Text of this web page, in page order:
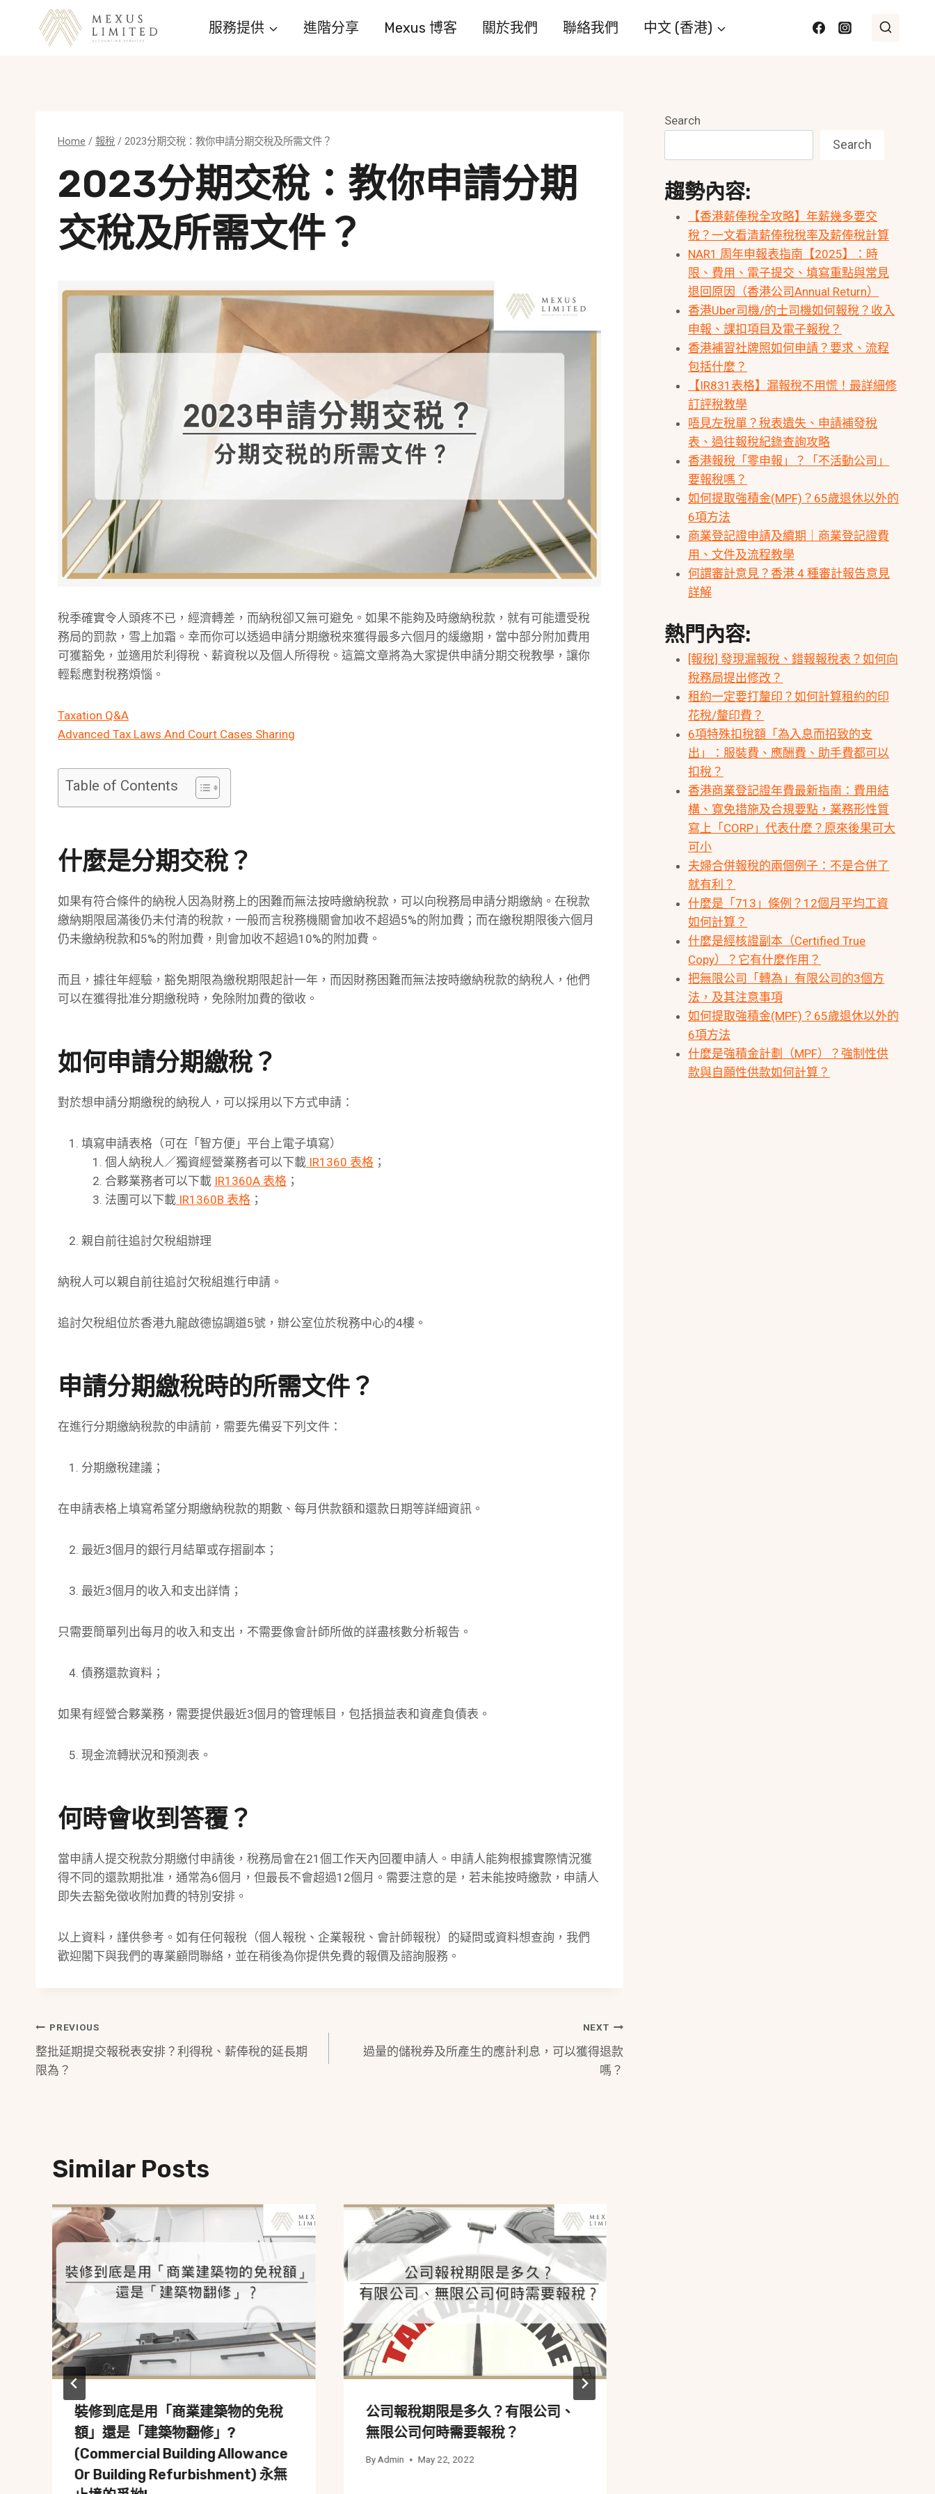
服務提供 進階分享 Mexus 博客 關於我們 聯絡我們 中文 (香港)
Home / 報稅 / 2023分期交稅：教你申請分期交稅及所需文件？
2023分期交稅：教你申請分期
交稅及所需文件？
稅季確實令人頭疼不已，經濟轉差，而納稅卻又無可避免。如果不能夠及時繳納稅款，就有可能遭受稅
務局的罰款，雪上加霜。幸而你可以透過申請分期繳税來獲得最多六個月的緩繳期，當中部分附加費用
可獲豁免，並適用於利得稅、薪資稅以及個人所得稅。這篇文章將為大家提供申請分期交稅教學，讓你
輕鬆應對稅務煩惱。
Taxation Q&A
Advanced Tax Laws And Court Cases Sharing
Table of Contents
什麼是分期交稅？
如果有符合條件的納稅人因為財務上的困難而無法按時繳納稅款，可以向稅務局申請分期繳納。在稅款
繳納期限屆滿後仍未付清的稅款，一般而言稅務機關會加收不超過5%的附加費；而在繳稅期限後六個月
仍未繳納稅款和5%的附加費，則會加收不超過10%的附加費。
而且，據往年經驗，豁免期限為繳稅期限起計一年，而因財務困難而無法按時繳納稅款的納稅人，他們
可以在獲得批准分期繳稅時，免除附加費的徵收。
如何申請分期繳稅？
對於想申請分期繳稅的納稅人，可以採用以下方式申請：
填寫申請表格（可在「智方便」平台上電子填寫）
個人納稅人／獨資經營業務者可以下載 IR1360 表格 ；
合夥業務者可以下載 IR1360A 表格 ；
法團可以下載 IR1360B 表格 ；
親自前往追討欠稅組辦理
納稅人可以親自前往追討欠稅組進行申請。
追討欠稅組位於香港九龍啟德協調道5號，辦公室位於稅務中心的4樓。
申請分期繳稅時的所需文件？
在進行分期繳納稅款的申請前，需要先備妥下列文件：
分期繳稅建議；
在申請表格上填寫希望分期繳納稅款的期數、每月供款額和還款日期等詳細資訊。
最近3個月的銀行月結單或存摺副本；
最近3個月的收入和支出詳情；
只需要簡單列出每月的收入和支出，不需要像會計師所做的詳盡核數分析報告。
債務還款資料；
如果有經營合夥業務，需要提供最近3個月的管理帳目，包括損益表和資產負債表。
現金流轉狀況和預測表。
何時會收到答覆？
當申請人提交稅款分期繳付申請後，稅務局會在21個工作天內回覆申請人。申請人能夠根據實際情況獲
得不同的還款期批准，通常為6個月，但最長不會超過12個月。需要注意的是，若未能按時繳款，申請人
即失去豁免徵收附加費的特別安排。
以上資料，謹供參考。如有任何報稅（個人報稅、企業報稅、會計師報稅）的疑問或資料想查詢，我們
歡迎閣下與我們的專業顧問聯絡，並在稍後為你提供免費的報價及諮詢服務。
Post
Navigation
PREVIOUS
整批延期提交報税表安排？利得稅、薪俸稅的延長期
限為？
NEXT
過量的儲稅券及所產生的應計利息，可以獲得退款
嗎？
Similar Posts
裝修到底是用「商業建築物的免稅
額」還是「建築物翻修」?
(Commercial Building Allowance
Or Building Refurbishment) 永無
公司報稅期限是多久？有限公司、
無限公司何時需要報稅？
By Admin May 22, 2022
Search
Search
趨勢內容:
【香港薪俸稅全攻略】年薪幾多要交
稅？一文看清薪俸稅稅率及薪俸稅計算
NAR1 周年申報表指南【2025】：時
限、費用、電子提交、填寫重點與常見
退回原因（香港公司Annual Return）
香港Uber司機/的士司機如何報稅？收入
申報、課扣項目及電子報稅？
香港補習社牌照如何申請？要求、流程
包括什麼？
【IR831表格】漏報稅不用慌！最詳細修
訂評稅教學
唔見左稅單？稅表遺失、申請補發稅
表、過往報稅紀錄查詢攻略
香港報稅「零申報」？「不活動公司」
要報稅嗎？
如何提取強積金(MPF)？65歲退休以外的
6項方法
商業登記證申請及續期｜商業登記證費
用、文件及流程教學
何謂審計意見？香港 4 種審計報告意見
詳解
熱門內容:
[報稅] 發現漏報稅、錯報報稅表？如何向
稅務局提出修改？
租約一定要打釐印？如何計算租約的印
花稅/釐印費？
6項特殊扣稅額「為入息而招致的支
出」：服裝費、應酬費、助手費都可以
扣稅？
香港商業登記證年費最新指南：費用結
構、寬免措施及合規要點，業務形性質
寫上「CORP」代表什麼？原來後果可大
可小
夫婦合併報稅的兩個例子：不是合併了
就有利？
什麼是「713」條例？12個月平均工資
如何計算？
什麼是經核證副本（Certified True
Copy）？它有什麼作用？
把無限公司「轉為」有限公司的3個方
法，及其注意事項
如何提取強積金(MPF)？65歲退休以外的
6項方法
什麼是強積金計劃（MPF）？強制性供
款與自願性供款如何計算？